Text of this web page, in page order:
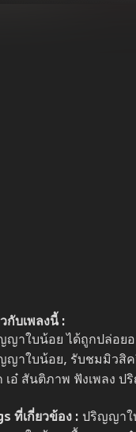
กับเพลงนี้ :
ญาใบน้อย ได้ถูกปล่อยอ
ญาใบน้อย, รับชมมิวสิค
เอ๋ สันติภาพ ฟังเพลง
ที่เกี่ยวข้อง : ปริญญาใ